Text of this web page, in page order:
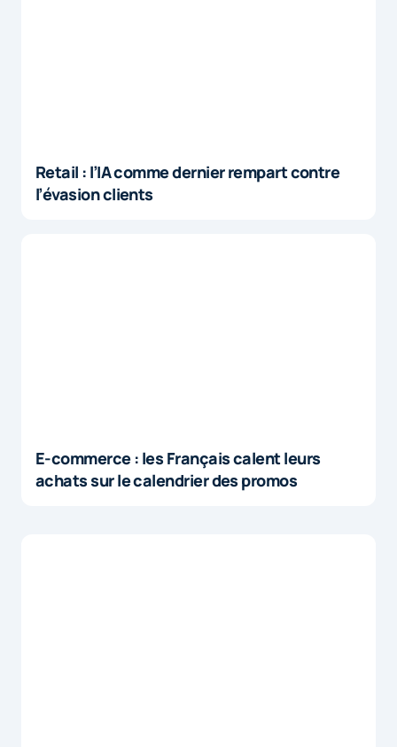
Retail : l’IA comme dernier rempart contre
l’évasion clients
E-commerce : les Français calent leurs
achats sur le calendrier des promos